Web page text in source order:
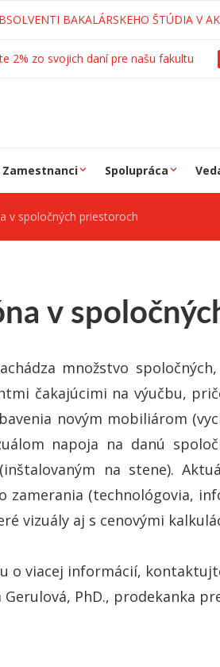
BAKALÁRSKEHO ŠTÚDIA V
2% zo svojich daní pre našu fakultu
Zamestnanci Spolupráca
v spoločných priestoroch
v
množstvo
čakajúcimi na výučbu,
novým mobiliárom
napoja na danú
na stene).
zamerania (technológovia,
vizuály aj s cenovými
o viacej informácií,
PhD., prodekanka